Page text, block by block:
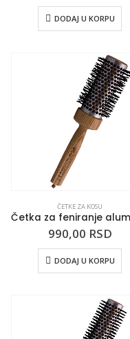
DODAJ U KORPU
ČETKE ZA KOSU
990,00 RSD
DODAJ U KORPU